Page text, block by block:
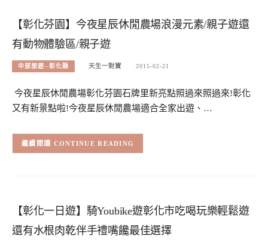
【彰化芬園】今夜星辰休閒農場浪漫元素/親子遊還
有動物體驗區/親子遊
中部旅遊--彰化縣 天生一對寶 2015-02-21
今夜星辰休閒農場彰化芬園石牌里新亮點照過來照過來!彰化
又有新景點啦!今夜星辰休閒農場適合全家出遊、…
CONTINUE READING
【彰化一日遊】騎Youbike遊彰化市吃喝玩樂輕鬆遊
還有水根肉乾伴手禮嘴饞最佳選擇